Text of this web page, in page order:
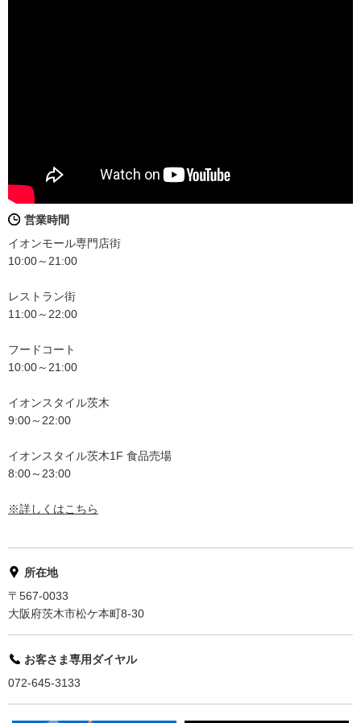
営業時間
イオンモール専門店街
10:00～21:00
レストラン街
11:00～22:00
フードコート
10:00～21:00
イオンスタイル茨木
9:00～22:00
イオンスタイル茨木1F 食品売場
8:00～23:00
※詳しくはこちら
所在地
〒567-0033
大阪府茨木市松ケ本町8-30
お客さま専用ダイヤル
072-645-3133